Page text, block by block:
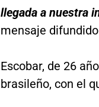
llegada a nuestra
mensaje
Escobar, de 26
brasileño, con el